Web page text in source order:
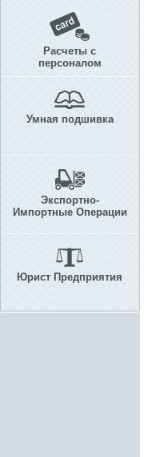
Расчеты с
персоналом
Умная подшивка
Экспортно-
Импортные Операции
Юрист Предприятия